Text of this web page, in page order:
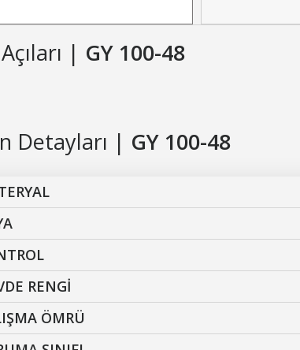
| GY 100-48
Detayları | GY 100-48
RENGİ
ÖMRÜ